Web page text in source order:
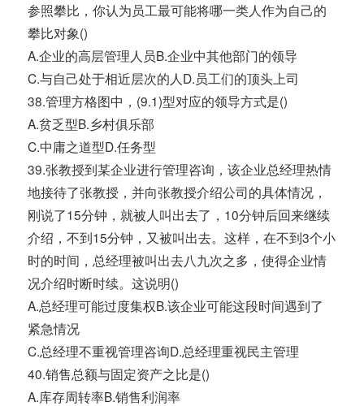
参照攀比，你认为员工最可能将哪一类人作为自己的
攀比对象()
A.企业的高层管理人员B.企业中其他部门的领导
C.与自己处于相近层次的人D.员工们的顶头上司
38.管理方格图中，(9.1)型对应的领导方式是()
A.贫乏型B.乡村俱乐部
C.中庸之道型D.任务型
39.张教授到某企业进行管理咨询，该企业总经理热情
地接待了张教授，并向张教授介绍公司的具体情况，
刚说了15分钟，就被人叫出去了，10分钟后回来继续
介绍，不到15分钟，又被叫出去。这样，在不到3个小
时的时间，总经理被叫出去八九次之多，使得企业情
况介绍时断时续。这说明()
A.总经理可能过度集权B.该企业可能这段时间遇到了
紧急情况
C.总经理不重视管理咨询D.总经理重视民主管理
40.销售总额与固定资产之比是()
A.库存周转率B.销售利润率